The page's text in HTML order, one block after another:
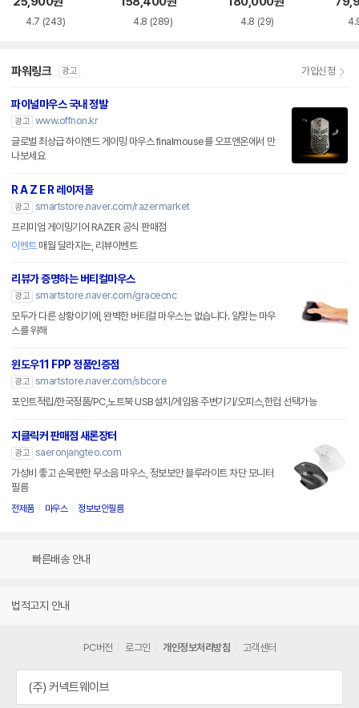
4.7 (243) 4.8 (289) 4.8 (29)
파워링크 광고 가입신청
파이널마우스 국내 정발
광고 www.offnon.kr
글로벌 최상급 하이엔드 게이밍 마우스 finalmouse를 오프앤온에서 만
나보세요
R A Z E R 레이저몰
광고 smartstore.naver.com/razermarket
프리미엄 게이밍기어 RAZER 공식 판매점
이벤트매월 달라지는, 리뷰이벤트
리뷰가 증명하는 버티컬마우스
광고 smartstore.naver.com/gracecnc
모두가 다른 상황이기에, 완벽한 버티컬 마우스는 없습니다. 알맞는 마우
스를 위해
윈도우11 FPP 정품인증점
광고 smartstore.naver.com/sbcore
포인트적립/한국정품/PC,노트북 USB설치/게임용 주변기기/오피스,한컴 선택가능
지클릭커 판매점 새론장터
광고 saeronjangteo.com
가성비 좋고 손목편한 무소음 마우스, 정보보안 블루라이트 차단 모니터
필름
전제품 마우스 정보보안필름
빠른배송 안내
법적고지 안내
PC버전 로그인 개인정보처리방침 고객센터
(주) 커넥트웨이브